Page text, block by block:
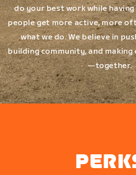
do your best work while
people get more active, more
what we do. We believe in
building community, and
—together.